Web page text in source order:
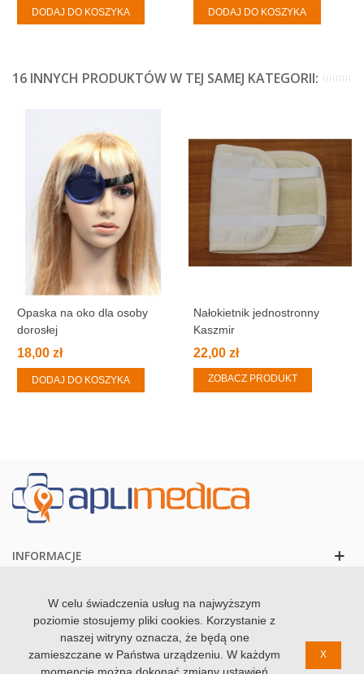
DODAJ DO KOSZYKA DODAJ DO KOSZYKA
16 INNYCH PRODUKTÓW W TEJ SAMEJ KATEGORII:
Opaska na oko dla osoby
dorosłej
18,00 zł
DODAJ DO KOSZYKA
Nałokietnik jednostronny
Kaszmir
22,00 zł
ZOBACZ PRODUKT
INFORMACJE
W celu świadczenia usług na najwyższym
poziomie stosujemy pliki cookies. Korzystanie z
naszej witryny oznacza, że będą one
zamieszczane w Państwa urządzeniu. W każdym
X